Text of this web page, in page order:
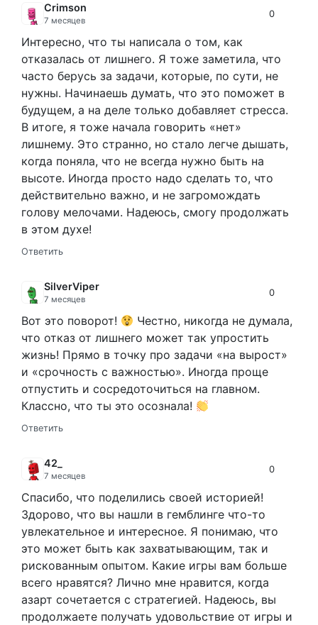
Crimson
7 месяцев
0
Интересно, что ты написала о том, как
отказалась от лишнего. Я тоже заметила, что
часто берусь за задачи, которые, по сути, не
нужны. Начинаешь думать, что это поможет в
будущем, а на деле только добавляет стресса.
В итоге, я тоже начала говорить «нет»
лишнему. Это странно, но стало легче дышать,
когда поняла, что не всегда нужно быть на
высоте. Иногда просто надо сделать то, что
действительно важно, и не загромождать
голову мелочами. Надеюсь, смогу продолжать
в этом духе!
Ответить
SilverViper
7 месяцев
0
Вот это поворот!
Честно, никогда не думала,
что отказ от лишнего может так упростить
жизнь! Прямо в точку про задачи «на вырост»
и «срочность с важностью». Иногда проще
отпустить и сосредоточиться на главном.
Классно, что ты это осознала!
Ответить
42_
7 месяцев
0
Спасибо, что поделились своей историей!
Здорово, что вы нашли в гемблинге что-то
увлекательное и интересное. Я понимаю, что
это может быть как захватывающим, так и
рискованным опытом. Какие игры вам больше
всего нравятся? Лично мне нравится, когда
азарт сочетается с стратегией. Надеюсь, вы
продолжаете получать удовольствие от игры и